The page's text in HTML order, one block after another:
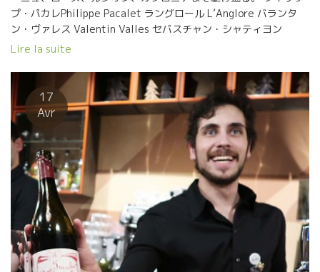
プ・パカレPhilippe Pacalet ラングロール L’Anglore バランタ
ン・ヴァレス Valentin Valles セバスチャン・シャティヨン
Sebastien Chatillon フラール・ルージュFoullards Rouges ヨヨ
今夜は前夜祭 シャルル・トゴール空港到着後、ここ即、パリの自
然派ワインBISTOROの老舗 ルペール・ド・カルトゥッシュ
Repaire de Cartoucheへ直行。 残念ながら今夜はロドルフ・シ
ェフが不在。 今年のプランタン、濃縮感もあって爽やかさも同
時に備えている。 美味しかった。
Lire la suite
17
Avr